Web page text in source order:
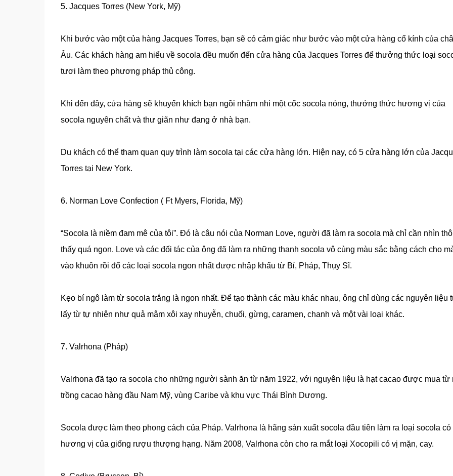
5. Jacques Torres (New York, Mỹ)
Khi bước vào một của hàng Jacques Torres, bạn sẽ có cảm giác như bước vào một cửa hàng cổ kính của
Âu. Các khách hàng am hiểu về socola đều muốn đến cửa hàng của Jacques Torres để thưởng thức loại
tươi làm theo phương pháp thủ công.
Khi đến đây, cửa hàng sẽ khuyến khích bạn ngồi nhâm nhi một cốc socola nóng, thưởng thức hương vị của
socola nguyên chất và thư giãn như đang ở nhà bạn.
Du khách có thể tham quan quy trình làm socola tại các cửa hàng lớn. Hiện nay, có 5 cửa hàng lớn của
Torres tại New York.
6. Norman Love Confection ( Ft Myers, Florida, Mỹ)
“Socola là niềm đam mê của tôi”. Đó là câu nói của Norman Love, người đã làm ra socola mà chỉ cần nhìn
thấy quá ngon. Love và các đối tác của ông đã làm ra những thanh socola vô cùng màu sắc bằng cách cho
vào khuôn rồi đổ các loại socola ngon nhất được nhập khẩu từ Bỉ, Pháp, Thụy Sĩ.
Kẹo bí ngô làm từ socola trắng là ngon nhất. Để tạo thành các màu khác nhau, ông chỉ dùng các nguyên liệu
lấy từ tự nhiên như quả mâm xôi xay nhuyễn, chuối, gừng, caramen, chanh và một vài loại khác.
7. Valrhona (Pháp)
Valrhona đã tạo ra socola cho những người sành ăn từ năm 1922, với nguyên liệu là hạt cacao được mua từ
trồng cacao hàng đầu Nam Mỹ, vùng Caribe và khu vực Thái Bình Dương.
Socola được làm theo phong cách của Pháp. Valrhona là hãng sản xuất socola đầu tiên làm ra loại socola có
hương vị của giống rượu thượng hạng. Năm 2008, Valrhona còn cho ra mắt loại Xocopili có vị mặn, cay.